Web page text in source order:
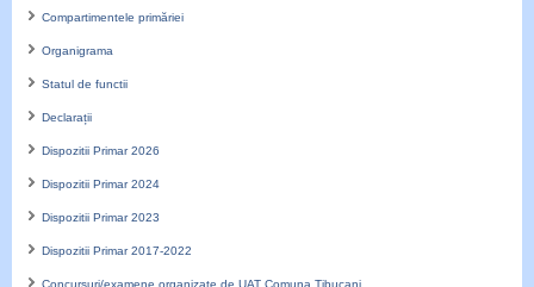
Compartimentele primăriei
Organigrama
Statul de functii
Declarații
Dispozitii Primar 2026
Dispozitii Primar 2024
Dispozitii Primar 2023
Dispozitii Primar 2017-2022
Concursuri/examene organizate de UAT Comuna Țibucani